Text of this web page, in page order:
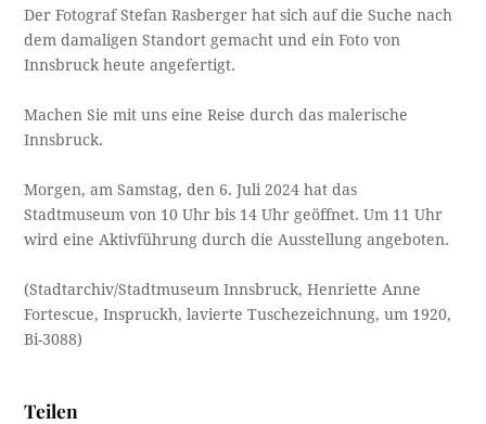
Der Fotograf Stefan Rasberger hat sich auf die Suche nach
dem damaligen Standort gemacht und ein Foto von
Innsbruck heute angefertigt.
Machen Sie mit uns eine Reise durch das malerische
Innsbruck.
Morgen, am Samstag, den 6. Juli 2024 hat das
Stadtmuseum von 10 Uhr bis 14 Uhr geöffnet. Um 11 Uhr
wird eine Aktivführung durch die Ausstellung angeboten.
(Stadtarchiv/Stadtmuseum Innsbruck, Henriette Anne
Fortescue, Inspruckh, lavierte Tuschezeichnung, um 1920,
Bi-3088)
Teilen